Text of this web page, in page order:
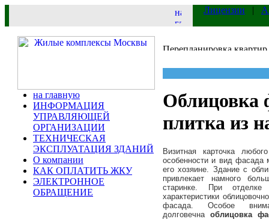
Лицензии |
на главную
ИНФОРМАЦИЯ
УПРАВЛЯЮЩЕЙ
ОРГАНИЗАЦИИ
ТЕХНИЧЕСКАЯ
ЭКСПЛУАТАЦИЯ ЗДАНИЙ
О компании
КАК ОПЛАТИТЬ ЖКУ
ЭЛЕКТРОННОЕ
ОБРАЩЕНИЕ
Облицовка
плитка из
Визитная карточка
особенности и вид фасада
его хозяине. Здание с
привлекает намного
старинке. При
характеристики
фасада. Особое
долговечна облицовка